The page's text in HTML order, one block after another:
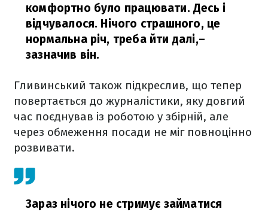
комфортно було працювати. Десь і
відчувалося. Нічого страшного, це
нормальна річ, треба йти далі,–
зазначив він.
Гливинський також підкреслив, що тепер
повертається до журналістики, яку довгий
час поєднував із роботою у збірній, але
через обмеження посади не міг повноцінно
розвивати.
Зараз нічого не стримує займатися